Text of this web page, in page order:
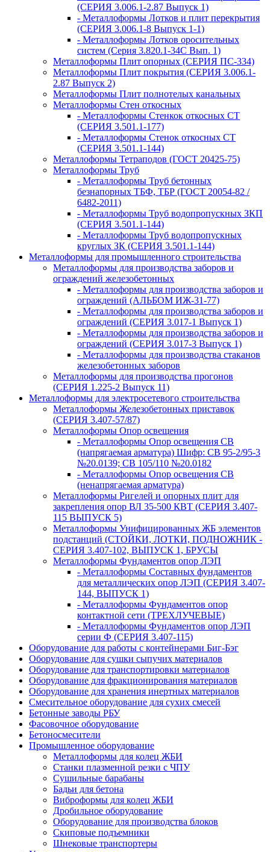
(СЕРИЯ 3.006.1-2.87 Выпуск 1)
- Металлоформы Лотков и плит перекрытия
(СЕРИЯ 3.006.1-8 Выпуск 1-1)
- Металлоформы Лотков оросительных
систем (Серия 3.820.1-34С Вып. 1)
Металлоформы Плит опорных (СЕРИЯ ПС-334)
Металлоформы Плит покрытия (СЕРИЯ 3.006.1-
2.87 Выпуск 2)
Металлоформы Плит полнотелых канальных
Металлоформы Стен откосных
- Металлоформы Стенкок откосных СТ
(СЕРИЯ 3.501.1-177)
- Металлоформы Стенок откосных СТ
(СЕРИЯ 3.501.1-144)
Металлоформы Тетраподов (ГОСТ 20425-75)
Металлоформы Труб
- Металлоформы Труб бетонных
безнапорных ТБФ, ТБР (ГОСТ 20054-82 /
6482-2011)
- Металлоформы Труб водопропускных ЗКП
(СЕРИЯ 3.501.1-144)
- Металлоформы Труб водопропускных
круглых ЗК (СЕРИЯ 3.501.1-144)
Металлоформы для промышленного строительства
Металлоформы для производства заборов и
ограждений железобетонных
- Металлоформы для производства заборов и
ограждений (АЛЬБОМ ИЖ-31-77)
- Металлоформы для производства заборов и
ограждений (СЕРИЯ 3.017-1 Выпуск 1)
- Металлоформы для производства заборов и
ограждений (СЕРИЯ 3.017-3 Выпуск 1)
- Металлоформы для производства стаканов
железобетонных заборов
Металлоформы для производства прогонов
(СЕРИЯ 1.225-2 Выпуск 11)
Металлоформы для электросетевого строительства
Металлоформы Железобетонных приставок
(СЕРИЯ 3.407-57/87)
Металлоформы Опор освещения
- Металлоформы Опор освещения СВ
(напрягаемая арматура) Шифр: СВ 95-2/95-3
№20.0139; СВ 105/110 №20.0182
- Металлоформы Опор освещения СВ
(ненапрягаемая арматура)
Металлоформы Ригелей и опорных плит для
закрепления опор ВЛ 35-500 КВТ (СЕРИЯ 3.407-
115 ВЫПУСК 5)
Металлоформы Унифицированных ЖБ элементов
подстанций (СТОЙКИ, ЛОТКИ, ПОДНОЖНИК -
СЕРИЯ 3.407-102, ВЫПУСК 1, БРУСЫ
Металлоформы Фундаментов опор ЛЭП
- Металлоформы Составных фундаментов
для металлических опор ЛЭП (СЕРИЯ 3.407-
144, ВЫПУСК 1)
- Металлоформы Фундаментов опор
контактной сети (ТРЕХЛУЧЕВЫЕ)
- Металлоформы Фундаментов опор ЛЭП
серии Ф (СЕРИЯ 3.407-115)
Оборудование для работы с контейнерами Биг-Бэг
Оборудование для сушки сыпучих материалов
Оборудование для транспортировки материалов
Оборудование для фракционирования материалов
Оборудование для хранения инертных материалов
Смесительное оборудование для сухих смесей
Бетонные заводы РБУ
Фасовочное оборудование
Бетоносмесители
Промышленное оборудование
Металлоформы для колец ЖБИ
Станки плазменной резки с ЧПУ
Сушильные барабаны
Бадьи для бетона
Виброформы для колец ЖБИ
Дробильное оборудование
Оборудование для производства блоков
Скиповые подъемники
Шнековые транспортеры